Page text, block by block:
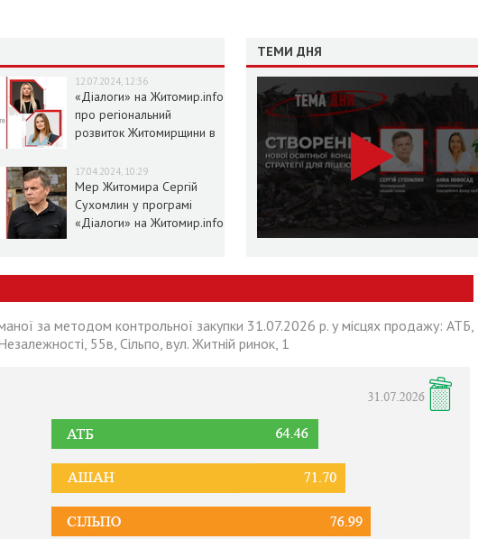
12.07.2024, 12:36
«Діалоги» на Житомир.info
про регіональний
розвиток Житомирщини в
17.04.2024, 10:29
Мер Житомира Сергій
Сухомлин у програмі
«Діалоги» на Житомир.info
ТЕМИ ДНЯ
за методом контрольної закупки 31.07.2026 р. у місцях продажу: АТБ,
55в, Сільпо, вул. Житній ринок, 1